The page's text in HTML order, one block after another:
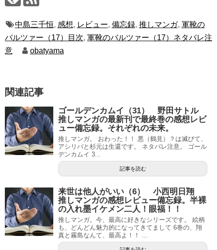
中島三千恒, 感想, レビュー, 備忘録, 推しマンガ, 軍靴の
バルツァー（17）目次, 軍靴のバルツァー（17）ネタバレ注
意
obatyama
関連記事
ゴールデンカムイ（31） 野田サトル
推しマンガの最新刊で最終巻の感想レビ
ュー備忘録。それぞれの未来。
推しマンガ。 おわった！！ 悪（鶴見）？は滅びて、
アシリバと杉元は生還です。 ネタバレ注意。 ゴール
デンカムイ 3...
記事を読む
来世は他人がいい（6） 小西明日翔
推しマンガの感想レビュー備忘録。半裸
の入れ墨イケメン二人！眼福！！
推しマンガ。今、最高に好きなシリーズです。 絵柄
も、どんどん魅力的になってきてまして 6巻の、翔
真と霧島なんて、最高よ！！ ...